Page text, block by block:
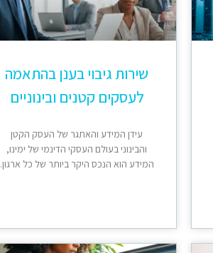
שירות גיבוי בענן בהתאמה
לעסקים קטנים ובינוניים
עידן המידע והאתגר של העסק הקטן
והבינוני בעולם העסקי הדינמי של ימינו,
המידע הוא הנכס היקר ביותר של כל ארגון.